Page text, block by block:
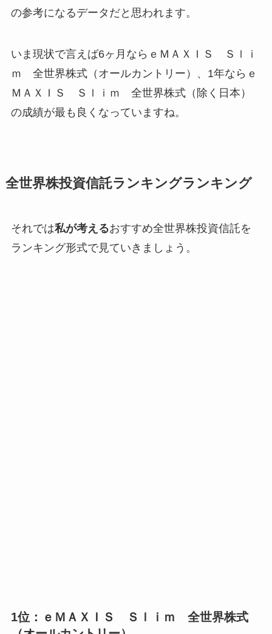
の参考になるデータだと思われます。
いま現状で言えば6ヶ月ならｅＭＡＸＩＳ Ｓｌｉ
ｍ 全世界株式（オールカントリー）、1年ならｅ
ＭＡＸＩＳ Ｓｌｉｍ 全世界株式（除く日本）
の成績が最も良くなっていますね。
全世界株投資信託ランキングランキング
それでは私が考えるおすすめ全世界株投資信託を
ランキング形式で見ていきましょう。
1位：ｅＭＡＸＩＳ Ｓｌｉｍ 全世界株式